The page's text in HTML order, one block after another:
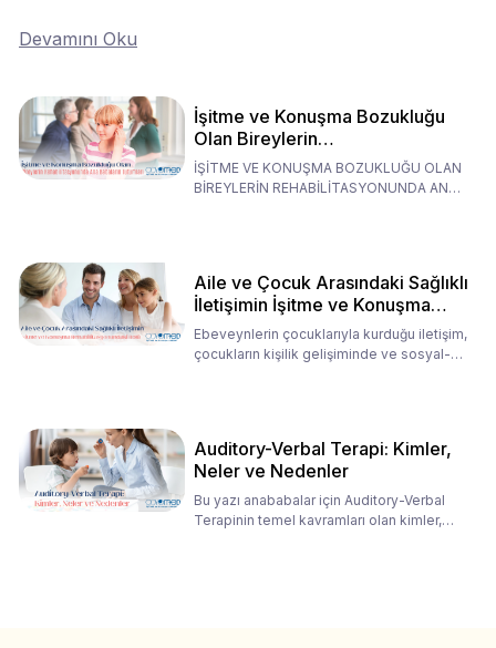
Devamını Oku
İşitme ve Konuşma Bozukluğu
Olan Bireylerin
Rehabilitasyonunda Ana
Babaların Tutumları
İŞİTME VE KONUŞMA BOZUKLUĞU OLAN
BİREYLERİN REHABİLİTASYONUNDA ANA
Aile ve Çocuk Arasındaki Sağlıklı
İletişimin İşitme ve Konuşma
Rehabilitasyonundaki Rolü
Ebeveynlerin çocuklarıyla kurduğu iletişim,
çocukların kişilik gelişiminde ve sosyal-
Auditory-Verbal Terapi: Kimler,
Neler ve Nedenler
Bu yazı anababalar için Auditory-Verbal
Terapinin temel kavramları olan kimler,